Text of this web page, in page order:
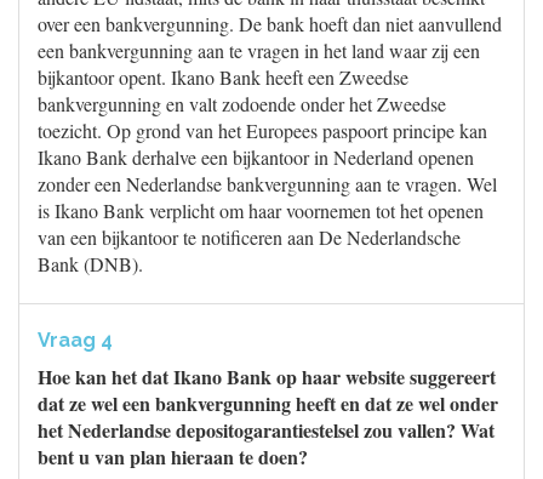
over een bankvergunning. De bank hoeft dan niet aanvullend
een bankvergunning aan te vragen in het land waar zij een
bijkantoor opent. Ikano Bank heeft een Zweedse
bankvergunning en valt zodoende onder het Zweedse
toezicht. Op grond van het Europees paspoort principe kan
Ikano Bank derhalve een bijkantoor in Nederland openen
zonder een Nederlandse bankvergunning aan te vragen. Wel
is Ikano Bank verplicht om haar voornemen tot het openen
van een bijkantoor te notificeren aan De Nederlandsche
Bank (DNB).
Vraag 4
Hoe kan het dat Ikano Bank op haar website suggereert
dat ze wel een bankvergunning heeft en dat ze wel onder
het Nederlandse depositogarantiestelsel zou vallen? Wat
bent u van plan hieraan te doen?